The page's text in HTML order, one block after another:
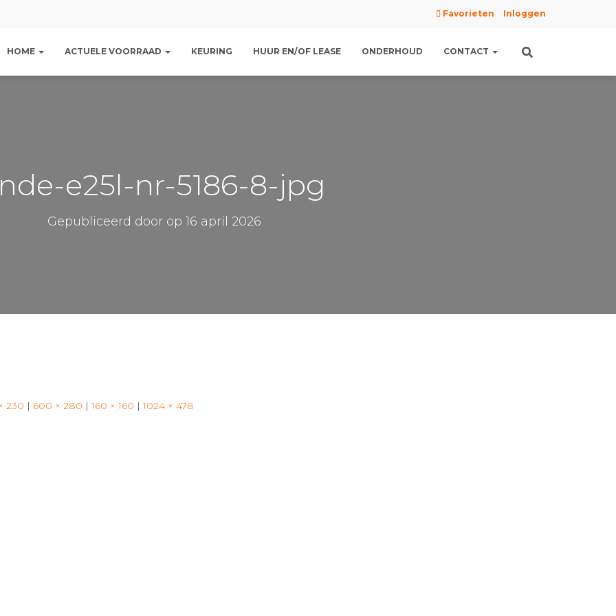
Favorieten Inloggen
HOME ACTUELE VOORRAAD KEURING HUUR EN/OF LEASE ONDERHOUD CONTACT
e25l-nr-5186-8-jpg
Gepubliceerd door op 16 april 2026
230 | 600 × 280 | 160 × 160 | 1024 × 478